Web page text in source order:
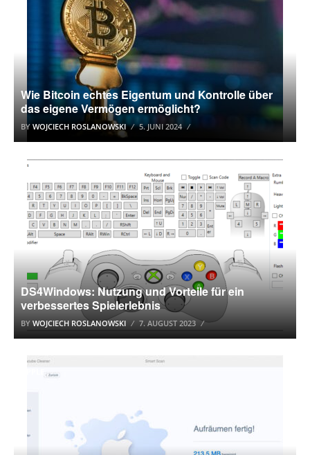
Wie Bitcoin echtes Eigentum und Kontrolle über
das eigene Vermögen ermöglicht?
BYWOJCIECH ROSLANOWSKI 5. JUNI 2024
DS4Windows: Nutzung und Vorteile für ein
verbessertes Spielerlebnis
BY WOJCIECH ROSLANOWSKI 7. AUGUST 2023